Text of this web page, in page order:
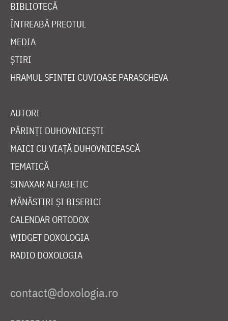
BIBLIOTECĂ
ÎNTREABĂ PREOTUL
MEDIA
ȘTIRI
HRAMUL SFINTEI CUVIOASE PARASCHEVA
AUTORI
PĂRINȚI DUHOVNICEȘTI
MAICI CU VIAȚĂ DUHOVNICEASCĂ
TEMATICĂ
SINAXAR ALFABETIC
MĂNĂSTIRI ȘI BISERICI
CALENDAR ORTODOX
WIDGET DOXOLOGIA
RADIO DOXOLOGIA